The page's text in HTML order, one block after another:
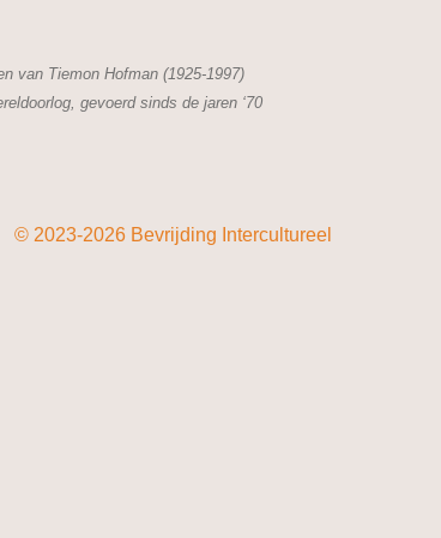
van Tiemon Hofman (1925-1997)
gevoerd sinds de jaren ‘70
© 2023-2026 Bevrijding Intercultureel